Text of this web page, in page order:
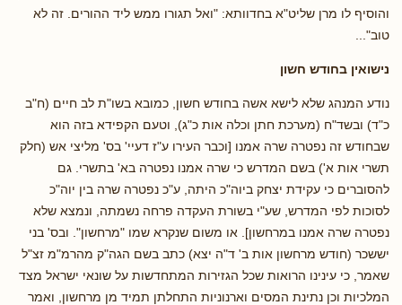
והוסיף לו מרן שליט"א בחדוותא: "ואל תגורו ממש ליד ההורים. זה לא
טוב"...
נישואין בחודש חשון
נודע המנהג שלא לישא אשה בחודש חשון, כמובא בשו"ת לב חיים (ח"ב
כ"ד) ובשד"ח (מערכת חתן וכלה אות כ"ג), וטעם הקפידא בזה הוא
שבחודש זה נפטרה שרה אמנו [וכבר העירו ע"ז דעיי' בס' מליצי אש (חלק
תשרי אות א') בשם המדרש כי שרה אמנו נפטרה בא' בתשרי. גם
להסוברים כי עקידת יצחק ביוה"כ היתה, ע"כ נפטרה שרה בין יוה"כ
לסוכות לפי המדרש, שע"י בשורת העקדה פרחה נשמתה, ונמצא שלא
נפטרה שרה אמנו במרחשון]. או משום שנקרא שמו "מרחשון". ובס' בני
יששכר (חודש מרחשון אות ב' ד"ה יצא) כתב בשם הגה"ק מהרמ"מ זצ"ל
שאמר, כי עינינו הרואות שכל הגזירות המתחדשות על שונאי ישראל מצד
המלכיות וכן נתינת המסים וארנוניות התחלתן תמיד מן מרחשון, ואמר